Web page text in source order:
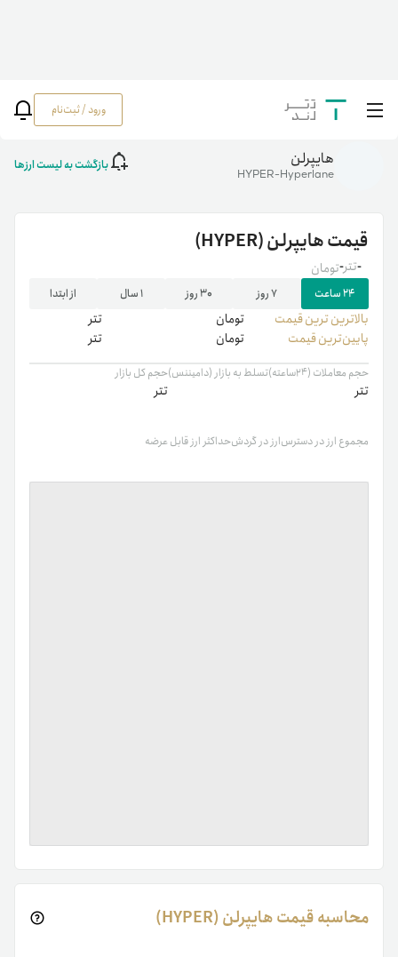
ورود / ثبت‌نام خانه رمزارزها/ قیمت هایپرلن | خرید HYPER | نمودار قیمت لحظه ای HYPER
هایپرلن
HYPER-Hyperlane
بازگشت به لیست ارزها
قیمتهایپرلن
-تومان -تتر
۲۴ ساعت ۷ روز ۳۰ روز ۱ سال از ابتدا
بالاترین ‌ترین قیمت تومان
تتر
پایین‌ترین قیمت
تومان تتر
حجم معاملات (۲۴ساعته)
تتر
تسلط به بازار (دامیننس)حجم کل بازار
تتر
مجموع ارز در دسترسارز در گردشحداکثر ارز قابل عرضه
محاسبه قیمت هایپرلن (HYPER)